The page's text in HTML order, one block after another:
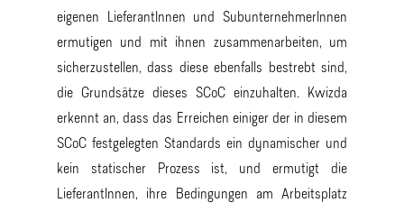
eigenen LieferantInnen und SubunternehmerInnen
ermutigen und mit ihnen zusammenarbeiten, um
sicherzustellen, dass diese ebenfalls bestrebt sind,
die Grundsätze dieses SCoC einzuhalten. Kwizda
erkennt an, dass das Erreichen einiger der in diesem
SCoC festgelegten Standards ein dynamischer und
kein statischer Prozess ist, und ermutigt die
LieferantInnen, ihre Bedingungen am Arbeitsplatz